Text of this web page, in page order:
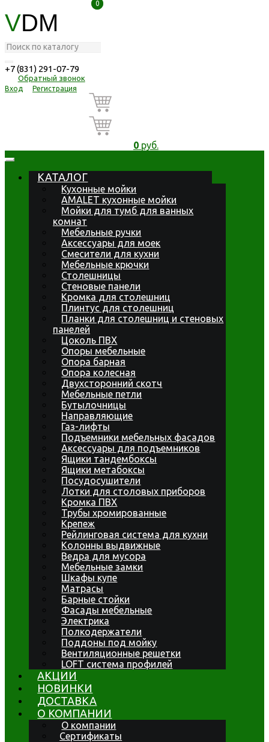
VDM
+7 (831) 291-07-79
Обратный звонок
Вход Регистрация
0
0
0руб.
КАТАЛОГ
Кухонные мойки
AMALET кухонные мойки
Мойки для тумб для ванных
комнат
Мебельные ручки
Аксессуары для моек
Смесители для кухни
Мебельные крючки
Столешницы
Стеновые панели
Кромка для столешниц
Плинтус для столешниц
Планки для столешниц и стеновых
панелей
Цоколь ПВХ
Опоры мебельные
Опора барная
Опора колесная
Двухсторонний скотч
Мебельные петли
Бутылочницы
Направляющие
Газ-лифты
Подъемники мебельных фасадов
Аксессуары для подъемников
Ящики тандембоксы
Ящики метабоксы
Посудосушители
Лотки для столовых приборов
Кромка ПВХ
Трубы хромированные
Крепеж
Рейлинговая система для кухни
Колонны выдвижные
Ведра для мусора
Мебельные замки
Шкафы купе
Матрасы
Барные стойки
Фасады мебельные
Электрика
Полкодержатели
Поддоны под мойку
Вентиляционные решетки
LOFT система профилей
АКЦИИ
НОВИНКИ
ДОСТАВКА
О КОМПАНИИ
О компании
Сертификаты